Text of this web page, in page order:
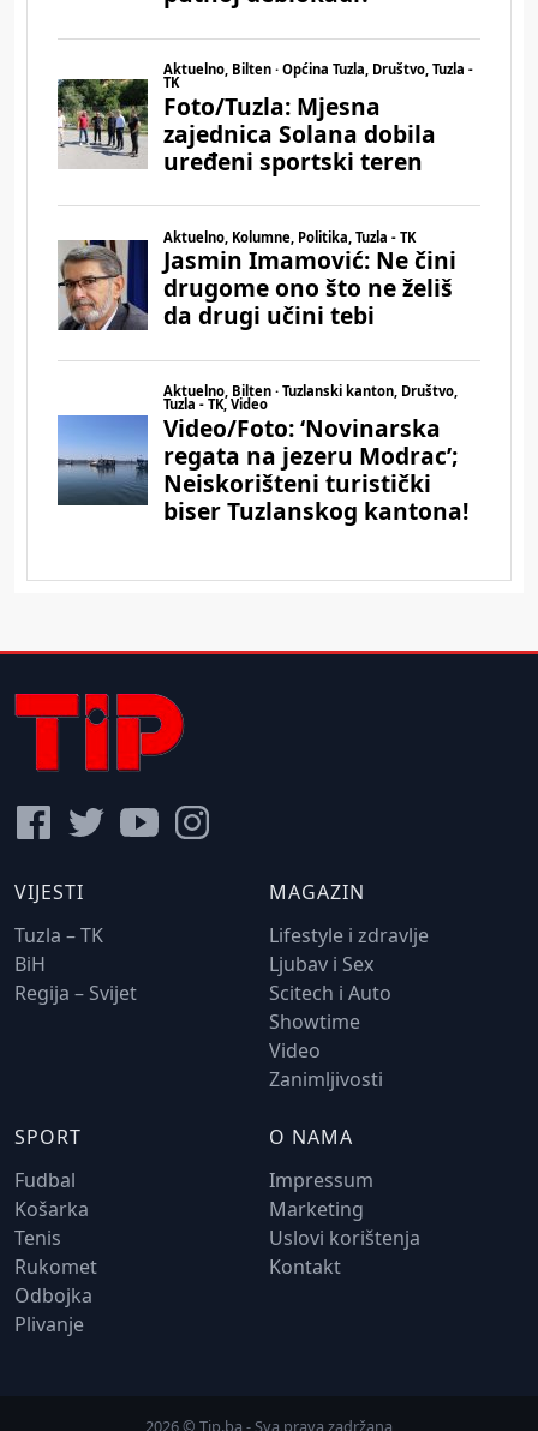
VIJESTI
Tuzla – TK
BiH
Regija – Svijet
MAGAZIN
Lifestyle i zdravlje
Ljubav i Sex
Scitech i Auto
Showtime
Video
Zanimljivosti
SPORT
Fudbal
Košarka
Tenis
Rukomet
Odbojka
Plivanje
O NAMA
Impressum
Marketing
Uslovi korištenja
Kontakt
2026 © Tip.ba - Sva prava zadržana